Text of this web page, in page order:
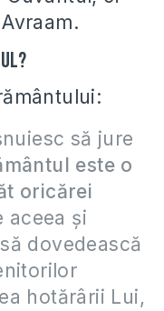
să jure
este o
oricărei
aceea şi
dovedească
hotărârii Lui,